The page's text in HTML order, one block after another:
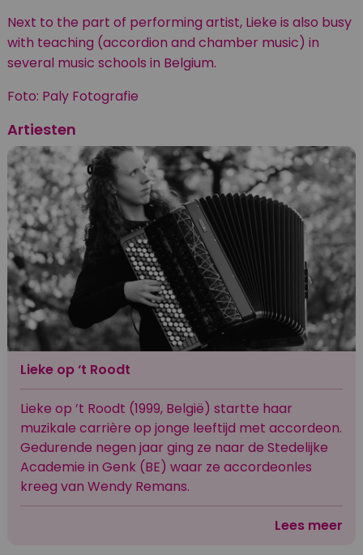
Next to the part of performing artist, Lieke is also busy
with teaching (accordion and chamber music) in
several music schools in Belgium.
Foto: Paly Fotografie
Artiesten
Lieke op ‘t Roodt
Lieke op ’t Roodt (1999, België) startte haar
muzikale carrière op jonge leeftijd met accordeon.
Gedurende negen jaar ging ze naar de Stedelijke
Academie in Genk (BE) waar ze accordeonles
kreeg van Wendy Remans.
Lees meer